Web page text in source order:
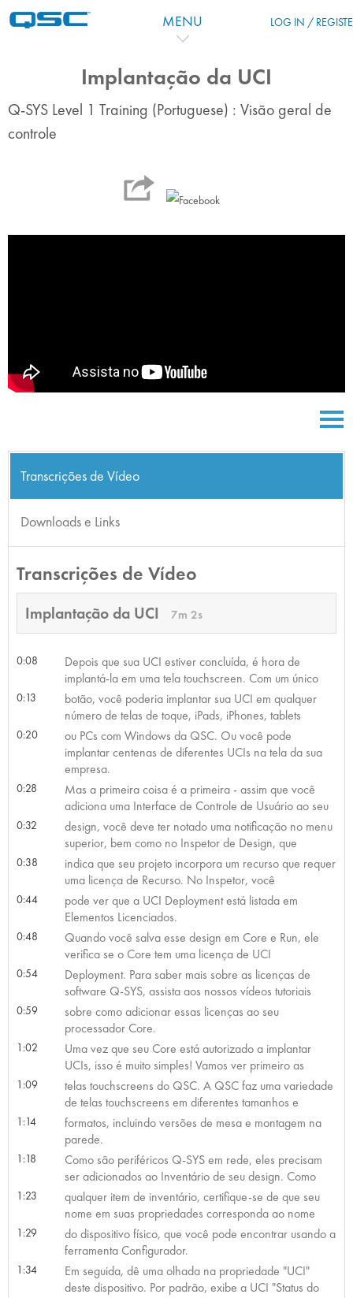
MENU LOG IN /
Implantação da UCI
Q-SYS Level 1 Training (Portuguese) : Visão geral de
controle
Transcrições de Vídeo
Downloads e Links
Transcrições de Vídeo
Implantação da UCI 7m 2s
0:08
Depois que sua UCI estiver concluída, é hora de
implantá-la em uma tela touchscreen. Com um único
0:13
botão, você poderia implantar sua UCI em qualquer
número de telas de toque, iPads, iPhones, tablets
0:20
ou PCs com Windows da QSC. Ou você pode
implantar centenas de diferentes UCIs na tela da sua
empresa.
0:28
Mas a primeira coisa é a primeira - assim que você
adiciona uma Interface de Controle de Usuário ao seu
0:32
design, você deve ter notado uma notificação no menu
superior, bem como no Inspetor de Design, que
0:38
indica que seu projeto incorpora um recurso que requer
uma licença de Recurso. No Inspetor, você
0:44
pode ver que a UCI Deployment está listada em
Elementos Licenciados.
0:48
Quando você salva esse design em Core e Run, ele
verifica se o Core tem uma licença de UCI
0:54
Deployment. Para saber mais sobre as licenças de
software Q-SYS, assista aos nossos vídeos tutoriais
0:59
sobre como adicionar essas licenças ao seu
processador Core.
1:02
Uma vez que seu Core está autorizado a implantar
UCIs, isso é muito simples! Vamos ver primeiro as
1:09
telas touchscreens do QSC. A QSC faz uma variedade
de telas touchscreens em diferentes tamanhos e
1:14
formatos, incluindo versões de mesa e montagem na
parede.
1:18
Como são periféricos Q-SYS em rede, eles precisam
ser adicionados ao Inventário de seu design. Como
1:23
qualquer item de inventário, certifique-se de que seu
nome em suas propriedades corresponda ao nome
1:29
do dispositivo físico, que você pode encontrar usando a
ferramenta Configurador.
1:34
Em seguida, dê uma olhada na propriedade "UCI"
deste dispositivo. Por padrão, exibe a UCI "Status do